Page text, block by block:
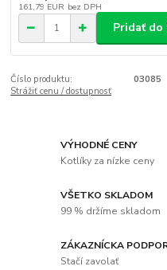
161,79 EUR bez DPH
Pridať do
Číslo produktu:
03085
Strážiť cenu / dostupnosť
VÝHODNÉ CENY
Kotlíky za nízke ceny
VŠETKO SKLADOM
99 % držíme skladom
ZÁKAZNÍCKA
Stačí zavolať